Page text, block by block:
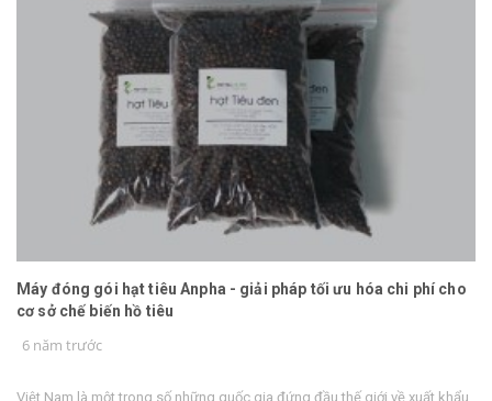
Máy đóng gói hạt tiêu Anpha - giải pháp tối ưu hóa chi phí cho
cơ sở chế biến hồ tiêu
6 năm trước
Việt Nam là một trong số những quốc gia đứng đầu thế giới về xuất khẩu